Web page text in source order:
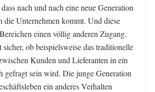
nach und nach eine neue Generation
die Unternehmen kommt. Und diese
einen völlig anderen Zugang.
ob beispielsweise das traditionelle
Kunden und Lieferanten in ein
gefragt sein wird. Die junge Generation
ein anderes Verhalten